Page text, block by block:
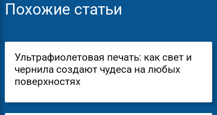
Похожие статьи
Ультрафиолетовая печать: как свет и
чернила создают чудеса на любых
поверхностях